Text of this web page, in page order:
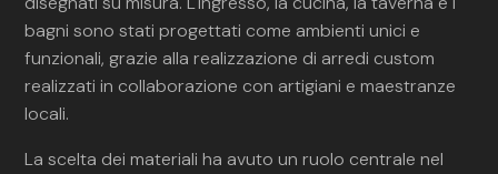
bagni sono stati progettati come ambienti unici e
funzionali, grazie alla realizzazione di arredi custom
realizzati in collaborazione con artigiani e maestranze
locali.
La scelta dei materiali ha avuto un ruolo centrale nel